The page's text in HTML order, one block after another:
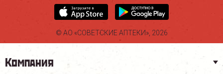
© АО «СОВЕТСКИЕ АПТЕКИ», 2026
Компания